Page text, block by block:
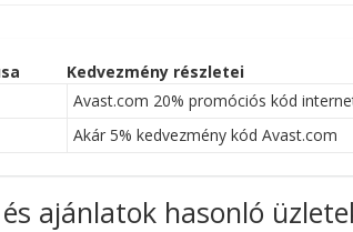
Kedvezmény részletei
Avast.com 20% promóciós kód
Akár 5% kedvezmény kód Avast.com
ajánlatok hasonló